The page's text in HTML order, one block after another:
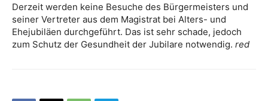
Derzeit werden keine Besuche des Bürgermeisters und
seiner Vertreter aus dem Magistrat bei Alters- und
Ehejubiläen durchgeführt. Das ist sehr schade, jedoch
zum Schutz der Gesundheit der Jubilare notwendig. red